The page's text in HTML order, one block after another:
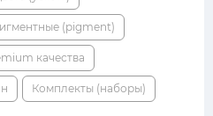
(pigment)
качества
Комплекты (наборы)